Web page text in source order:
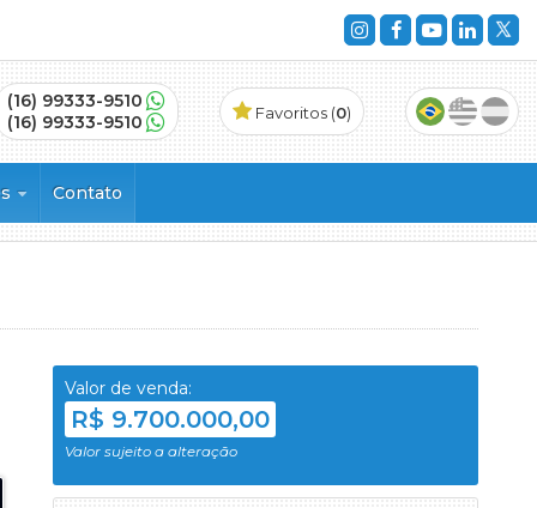
(16) 99333-9510
(16) 99333-9510
Favoritos (0)
Contato
Valor de venda:
R$ 9.700.000,00
Valor sujeito a alteração